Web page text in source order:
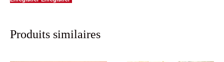
Produits similaires